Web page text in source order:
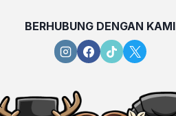
BERHUBUNG DENGAN KAMI